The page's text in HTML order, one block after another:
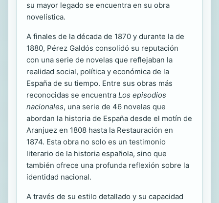
su mayor legado se encuentra en su obra
novelística.
A finales de la década de 1870 y durante la de
1880, Pérez Galdós consolidó su reputación
con una serie de novelas que reflejaban la
realidad social, política y económica de la
España de su tiempo. Entre sus obras más
reconocidas se encuentra Los episodios
nacionales, una serie de 46 novelas que
abordan la historia de España desde el motín de
Aranjuez en 1808 hasta la Restauración en
1874. Esta obra no solo es un testimonio
literario de la historia española, sino que
también ofrece una profunda reflexión sobre la
identidad nacional.
A través de su estilo detallado y su capacidad